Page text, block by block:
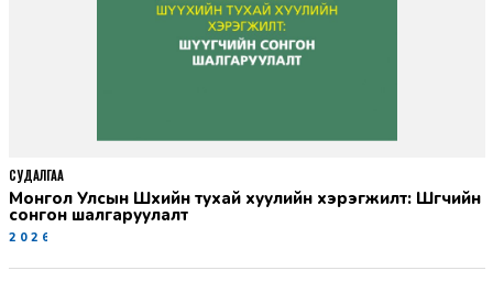
Монгол Улсын Шүүхийн тухай хуулийн хэрэгжилт: Шүүгчийн
сонгон шалгаруулалт
2026-06-19
СУДАЛГАА